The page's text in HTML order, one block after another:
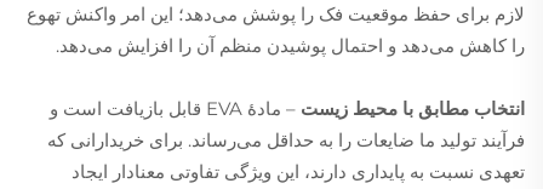
لازم برای حفظ موقعیت فک را پوشش می‌دهد؛ این امر واکنش تهوع
را کاهش می‌دهد و احتمال پوشیدن منظم آن را افزایش می‌دهد.
انتخاب مطابق با محیط زیست
– مادهٔ EVA قابل بازیافت است و
فرآیند تولید ما ضایعات را به حداقل می‌رساند. برای خریدارانی که
تعهدی نسبت به پایداری دارند، این ویژگی تفاوتی معنادار ایجاد